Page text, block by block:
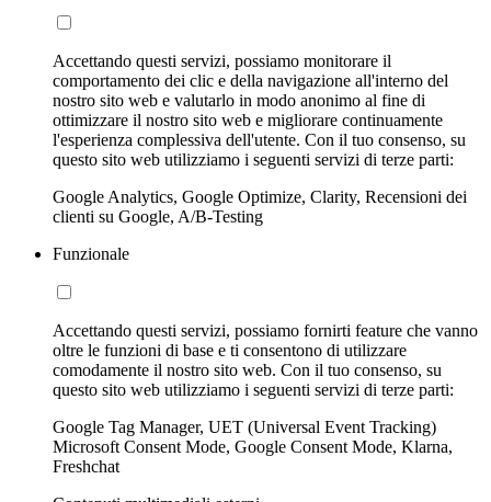
Accettando questi servizi, possiamo monitorare il
comportamento dei clic e della navigazione all'interno del
nostro sito web e valutarlo in modo anonimo al fine di
ottimizzare il nostro sito web e migliorare continuamente
l'esperienza complessiva dell'utente. Con il tuo consenso, su
questo sito web utilizziamo i seguenti servizi di terze parti:
Google Analytics, Google Optimize, Clarity, Recensioni dei
clienti su Google, A/B-Testing
Funzionale
Accettando questi servizi, possiamo fornirti feature che vanno
oltre le funzioni di base e ti consentono di utilizzare
comodamente il nostro sito web. Con il tuo consenso, su
questo sito web utilizziamo i seguenti servizi di terze parti:
Google Tag Manager, UET (Universal Event Tracking)
Microsoft Consent Mode, Google Consent Mode, Klarna,
Freshchat